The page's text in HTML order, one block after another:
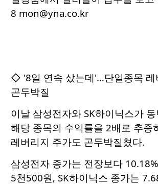
8 mon@yna.co.kr
◇ '8일 연속 샀는데'…단일종목 레
곤두박질
이날 삼성전자와 SK하이닉스가
해당 종목의 수익률을 2배로 추종
레버리지 주가도 곤두박질쳤다.
삼성전자 종가는 전장보다
5천500원, SK하이닉스 종가는